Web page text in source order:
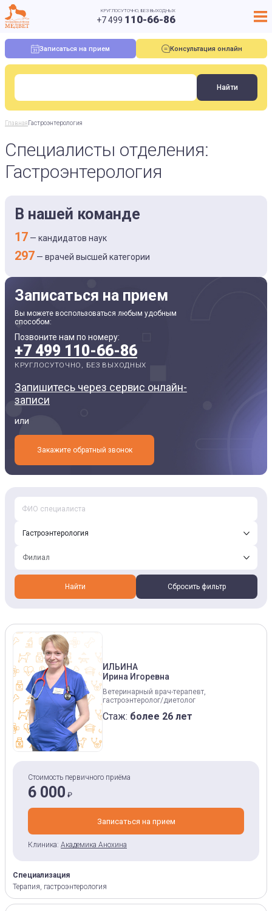
КРУГЛОСУТОЧНО, БЕЗ ВЫХОДНЫХ
+7 499 110-66-86
Записаться на прием Консультация онлайн
Главная Гастроэнтерология
Специалисты отделения:
Гастроэнтерология
В нашей команде
17 — кандидатов наук
297 — врачей высшей категории
Записаться на прием
Вы можете воспользоваться любым удобным
способом:
Позвоните нам по номеру:
+7 499 110-66-86
КРУГЛОСУТОЧНО, БЕЗ ВЫХОДНЫХ
Запишитесь через сервис онлайн-
записи
или
Закажите обратный звонок
Гастроэнтерология
Филиал
Найти Сбросить фильтр
ИЛЬИНА
Ирина Игоревна
Ветеринарный врач-терапевт,
гастроэнтеролог/диетолог
Стаж: более 26 лет
Стоимость первичного приёма
6 000 ₽
Записаться на прием
Клиника: Академика Анохина
Специализация
Терапия, гастроэнтерология